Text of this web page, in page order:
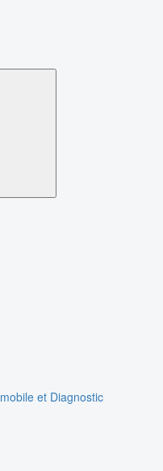
et Diagnostic